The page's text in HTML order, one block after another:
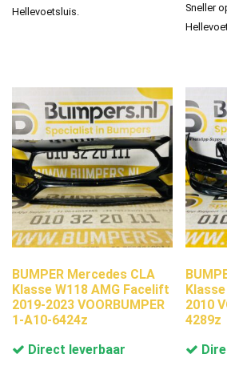
Hellevoetsluis.
Sneller
BUMPER Mercedes CLA
Klasse W118 AMG Facelift
2019-2023 VOORBUMPER
1-A10-6424z
Direct leverbaar
2010
4289z